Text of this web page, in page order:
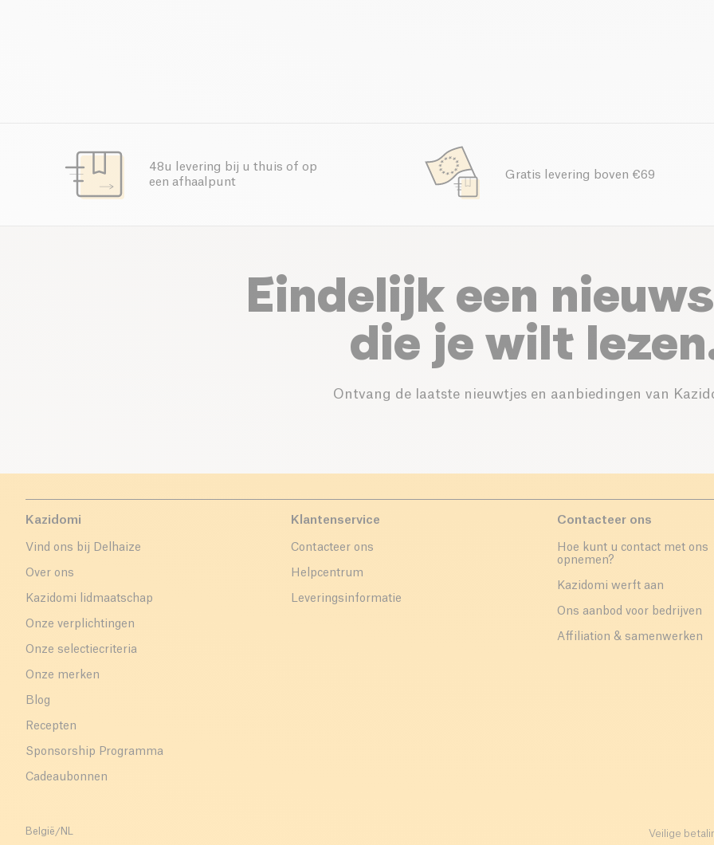
48u levering bij u thuis of op
een afhaalpunt
Gratis levering boven €69
Eindelijk een
die je wilt
Ontvang de laatste nieuwtjes en aanbiedingen van
Kazidomi
Vind ons bij Delhaize
Over ons
Kazidomi lidmaatschap
Onze verplichtingen
Onze selectiecriteria
Onze merken
Blog
Recepten
Sponsorship Programma
Cadeaubonnen
Klantenservice
Contacteer ons
Helpcentrum
Leveringsinformatie
Contacteer ons
Hoe kunt u contact met ons
opnemen?
Kazidomi werft aan
Ons aanbod voor bedrijven
Affiliation & samenwerken
België / NL Veilige